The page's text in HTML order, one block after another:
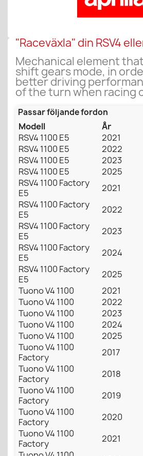
"Raceväxla" din RSV4
Mechanical element
shift gears mode, in
better driving
of the turn when racing
Passar följande fordon
Modell
År
RSV4 1100 E5
2021
RSV4 1100 E5
2022
RSV4 1100 E5
2023
RSV4 1100 E5
2025
RSV4 1100 Factory
E5
2021
RSV4 1100 Factory
E5
2022
RSV4 1100 Factory
E5
2023
RSV4 1100 Factory
E5
2024
RSV4 1100 Factory
E5
2025
Tuono V4 1100
2021
Tuono V4 1100
2022
Tuono V4 1100
2023
Tuono V4 1100
2024
Tuono V4 1100
2025
Tuono V4 1100
Factory
2017
Tuono V4 1100
Factory
2018
Tuono V4 1100
Factory
2019
Tuono V4 1100
Factory
2020
Tuono V4 1100
Factory
2021